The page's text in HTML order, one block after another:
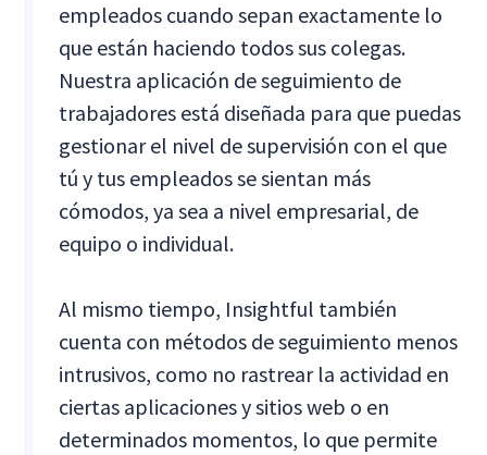
empleados cuando sepan exactamente lo
que están haciendo todos sus colegas.
Nuestra aplicación de seguimiento de
trabajadores está diseñada para que puedas
gestionar el nivel de supervisión con el que
tú y tus empleados se sientan más
cómodos, ya sea a nivel empresarial, de
equipo o individual.
Al mismo tiempo, Insightful también
cuenta con métodos de seguimiento menos
intrusivos, como no rastrear la actividad en
ciertas aplicaciones y sitios web o en
determinados momentos, lo que permite